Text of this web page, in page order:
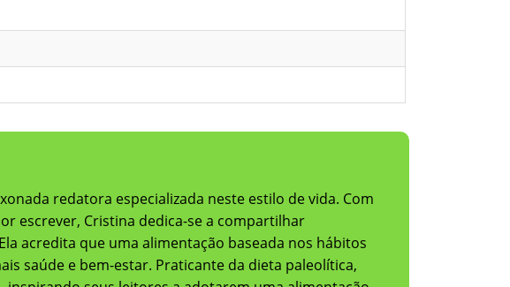
redatora especializada neste estilo de vida. Com
escrever, Cristina dedica-se a compartilhar
acredita que uma alimentação baseada nos hábitos
saúde e bem-estar. Praticante da dieta paleolítica,